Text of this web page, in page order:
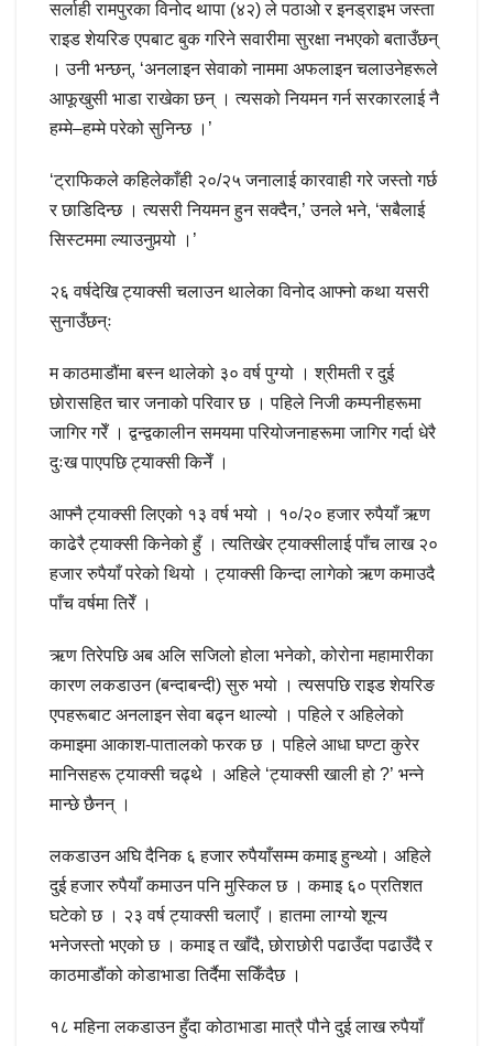
सर्लाही रामपुरका विनोद थापा (४२) ले पठाओ र इनड्राइभ जस्ता
राइड शेयरिङ एपबाट बुक गरिने सवारीमा सुरक्षा नभएको बताउँछन्
। उनी भन्छन्, ‘अनलाइन सेवाको नाममा अफलाइन चलाउनेहरूले
आफूखुसी भाडा राखेका छन् । त्यसको नियमन गर्न सरकारलाई नै
हम्मे–हम्मे परेको सुनिन्छ ।’
‘ट्राफिकले कहिलेकाँही २०/२५ जनालाई कारवाही गरे जस्तो गर्छ
र छाडिदिन्छ । त्यसरी नियमन हुन सक्दैन,’ उनले भने, ‘सबैलाई
सिस्टममा ल्याउनुपर्‍यो ।’
२६ वर्षदेखि ट्याक्सी चलाउन थालेका विनोद आफ्नो कथा यसरी
सुनाउँछन्ः
म काठमाडौं‌मा बस्न थालेको ३० वर्ष पुग्यो । श्रीमती र दुई
छोरासहित चार जनाको परिवार छ । पहिले निजी कम्पनीहरूमा
जागिर गरेँ । द्वन्द्वकालीन समयमा परियोजनाहरूमा जागिर गर्दा धेरै
दुःख पाएपछि ट्याक्सी किनेँ ।
आफ्नै ट्याक्सी लिएको १३ वर्ष भयो । १०/२० हजार रुपैयाँ ऋण
काढेरै ट्याक्सी किनेको हुँ । त्यतिखेर ट्याक्सीलाई पाँच लाख २०
हजार रुपैयाँ परेको थियो । ट्याक्सी किन्दा लागेको ऋण कमाउदै
पाँच वर्षमा तिरेँ ।
ऋण तिरेपछि अब अलि सजिलो होला भनेको, कोरोना महामारीका
कारण लकडाउन (बन्दाबन्दी) सुरु भयो । त्यसपछि राइड शेयरिङ
एपहरूबाट अनलाइन सेवा बढ्न थाल्यो । पहिले र अहिलेको
कमाइमा आकाश-पातालको फरक छ । पहिले आधा घण्टा कुरेर
मानिसहरू ट्याक्सी चढ्थे । अहिले ‘ट्याक्सी खाली हो ?’ भन्ने
मान्छे छैनन्‌ ।
लकडाउन अघि दैनिक ६ हजार रुपैयाँसम्म कमाइ हुन्थ्यो। अहिले
दुई हजार रुपैयाँ कमाउन पनि मुस्किल छ । कमाइ ६० प्रतिशत
घटेको छ । २३ वर्ष ट्याक्सी चलाएँ । हातमा लाग्यो शून्य
भनेजस्तो भएको छ । कमाइ त खाँदै, छोराछोरी पढाउँदा पढाउँदै र
काठमाडौंको कोडाभाडा तिर्दैमा सकिँदैछ ।
१८ महिना लकडाउन हुँदा कोठाभाडा मात्रै पौने दुई लाख रुपैयाँ